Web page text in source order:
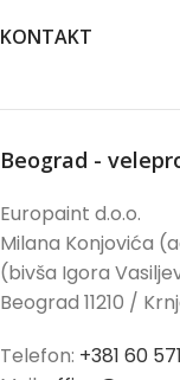
KONTAKT
Beograd -
Europaint d.o.o.
Milana Konjovića
(bivša Igora
Beograd 11210 /
Telefon: +381 60